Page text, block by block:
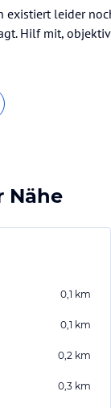
existiert leider
Hilf mit,
Nähe
0,1 km
0,1 km
0,2 km
0,3 km